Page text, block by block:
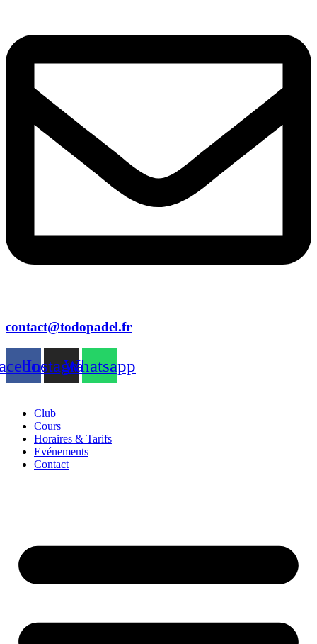
contact@todopadel.fr
InstagramWhatsapp
Club
Cours
Horaires & Tarifs
Evénements
Contact